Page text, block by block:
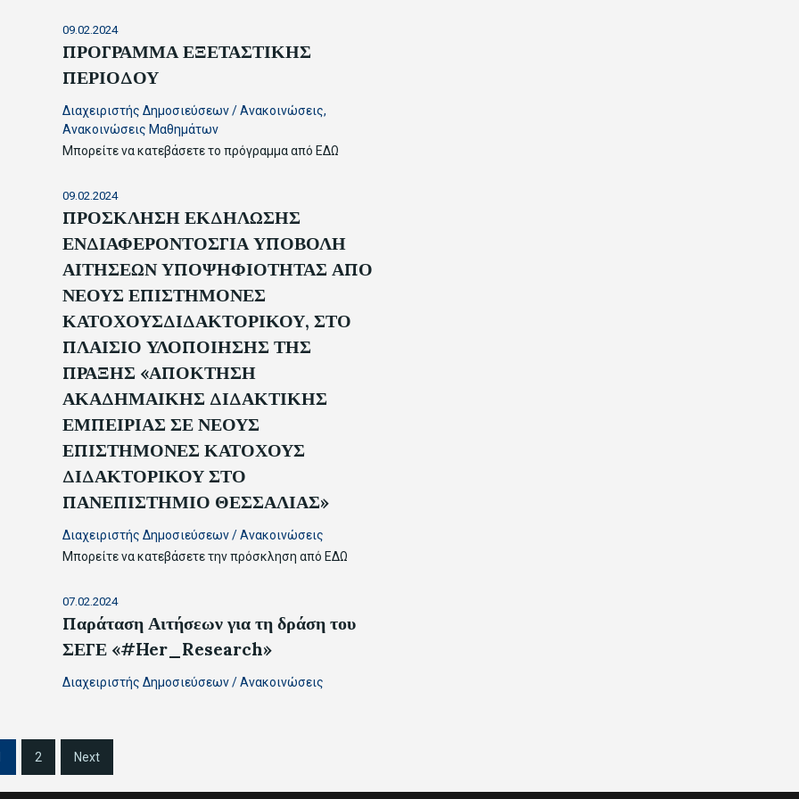
09.02.2024
ΠΡΟΓΡΑΜΜΑ ΕΞΕΤΑΣΤΙΚΗΣ
ΠΕΡΙΟΔΟΥ
Διαχειριστής Δημοσιεύσεων/Ανακοινώσεις,
Ανακοινώσεις Μαθημάτων
Μπορείτε να κατεβάσετε το πρόγραμμα από ΕΔΩ
09.02.2024
ΠΡΟΣΚΛΗΣΗ ΕΚΔΗΛΩΣΗΣ
ΕΝΔΙΑΦΕΡΟΝΤΟΣΓΙΑ ΥΠΟΒΟΛΗ
ΑΙΤΗΣΕΩΝ ΥΠΟΨΗΦΙΟΤΗΤΑΣ ΑΠΟ
ΝΕΟΥΣ ΕΠΙΣΤΗΜΟΝΕΣ
ΚΑΤΟΧΟΥΣΔΙΔΑΚΤΟΡΙΚΟΥ, ΣΤΟ
ΠΛΑΙΣΙΟ ΥΛΟΠΟΙΗΣΗΣ ΤΗΣ
ΠΡΑΞΗΣ «ΑΠΟΚΤΗΣΗ
ΑΚΑΔΗΜΑΙΚΗΣ ΔΙΔΑΚΤΙΚΗΣ
ΕΜΠΕΙΡΙΑΣ ΣΕ ΝΕΟΥΣ
ΕΠΙΣΤΗΜΟΝΕΣ ΚΑΤΟΧΟΥΣ
ΔΙΔΑΚΤΟΡΙΚΟΥ ΣΤΟ
ΠΑΝΕΠΙΣΤΗΜΙΟ ΘΕΣΣΑΛΙΑΣ»
Διαχειριστής Δημοσιεύσεων/Ανακοινώσεις
Μπορείτε να κατεβάσετε την πρόσκληση από ΕΔΩ
07.02.2024
Παράταση Αιτήσεων για τη δράση του
ΣΕΓΕ «#Her_Research»
Διαχειριστής Δημοσιεύσεων/Ανακοινώσεις
2 Next